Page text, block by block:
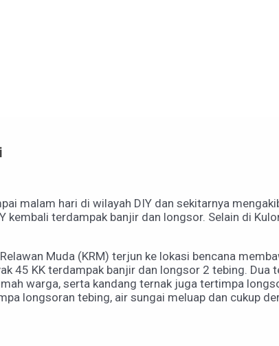
malam hari di wilayah DIY dan sekitarnya
kembali terdampak banjir dan longsor. Selain di
Muda (KRM) terjun ke lokasi bencana
45 KK terdampak banjir dan longsor 2 tebing. Dua
warga, serta kandang ternak juga tertimpa
longsoran tebing, air sungai meluap dan cukup